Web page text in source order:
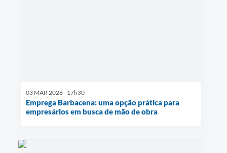
03 MAR 2026 - 17h30
Emprega Barbacena: uma opção prática para
empresários em busca de mão de obra